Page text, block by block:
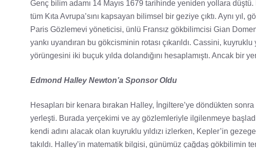
Genç bilim adamı 14 Mayıs 1679 tarihinde yeniden yollara düştü.
tüm Kıta Avrupa’sını kapsayan bilimsel bir geziye çıktı. Aynı yıl,
Paris Gözlemevi yöneticisi, ünlü Fransız gökbilimcisi Gian
yankı uyandıran bu gökcisminin rotası çıkarıldı. Cassini,
yörüngesini iki buçuk yılda dolandığını hesaplamıştı. Ancak bir
Edmond Halley Newton’a Sponsor Oldu
Hesapları bir kenara bırakan Halley, İngiltere’ye döndükten sonra
yerleşti. Burada yerçekimi ve ay gözlemleriyle ilgilenmeye
kendi adını alacak olan kuyruklu yıldızı izlerken, Kepler’in
takıldı. Halley’in matematik bilgisi, günümüz çağdaş gökbilimin